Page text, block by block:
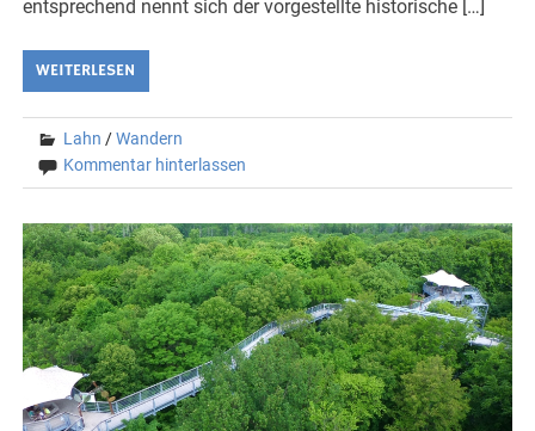
entsprechend nennt sich der vorgestellte historische […]
WEITERLESEN
Lahn /Wandern
Kommentar hinterlassen